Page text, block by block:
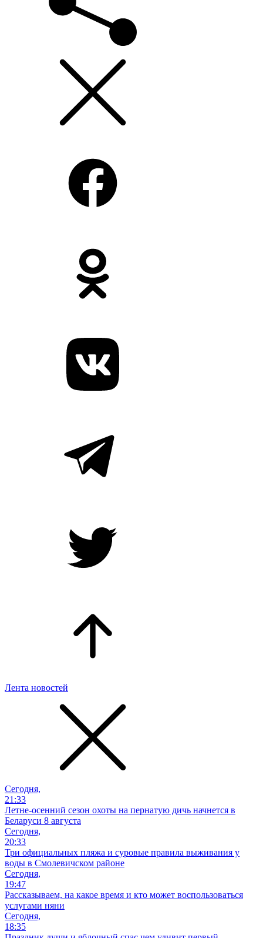
Лента новостей
Сегодня,
21:33
Летне-осенний сезон охоты на пернатую дичь начнется в
Беларуси 8 августа
Сегодня,
20:33
Три официальных пляжа и суровые правила выживания у
воды в Смолевичском районе
Сегодня,
19:47
Рассказываем, на какое время и кто может воспользоваться
услугами няни
Сегодня,
18:35